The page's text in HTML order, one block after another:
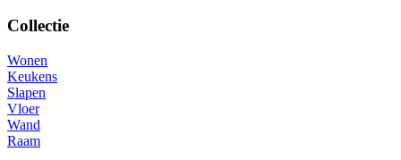
Collectie
Wonen
Keukens
Slapen
Vloer
Wand
Raam